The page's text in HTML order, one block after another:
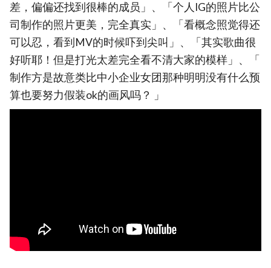
差，偏偏还找到很棒的成员」、「个人IG的照片比公
司制作的照片更美，完全真实」、「看概念照觉得还
可以忍，看到MV的时候吓到尖叫」、「其实歌曲很
好听耶！但是打光太差完全看不清大家的模样」、「
制作方是故意类比中小企业女团那种明明没有什么预
算也要努力假装ok的画风吗？ 」